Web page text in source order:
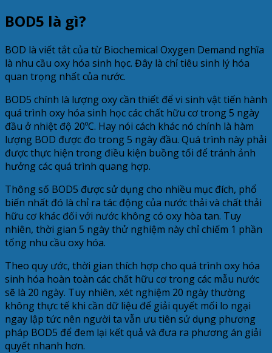
BOD5 là gì?
BOD là viết tắt của từ Biochemical Oxygen Demand nghĩa
là nhu cầu oxy hóa sinh học. Đây là chỉ tiêu sinh lý hóa
quan trọng nhất của nước.
BOD5 chính là lượng oxy cần thiết để vi sinh vật tiến hành
quá trình oxy hóa sinh học các chất hữu cơ trong 5 ngày
đầu ở nhiệt độ 20ºC. Hay nói cách khác nó chính là hàm
lượng BOD được đo trong 5 ngày đầu. Quá trình này phải
được thực hiện trong điều kiện buồng tối để tránh ảnh
hưởng các quá trình quang hợp.
Thông số BOD5 được sử dụng cho nhiều mục đích, phổ
biến nhất đó là chỉ ra tác động của nước thải và chất thải
hữu cơ khác đối với nước không có oxy hòa tan. Tuy
nhiên, thời gian 5 ngày thử nghiệm này chỉ chiếm 1 phần
tổng nhu cầu oxy hóa.
Theo quy ước, thời gian thích hợp cho quá trình oxy hóa
sinh hóa hoàn toàn các chất hữu cơ trong các mẫu nước
sẽ là 20 ngày. Tuy nhiên, xét nghiệm 20 ngày thường
không thực tế khi cần dữ liệu để giải quyết mối lo ngại
ngay lập tức nên người ta vẫn ưu tiên sử dụng phương
pháp BOD5 để đem lại kết quả và đưa ra phương án giải
quyết nhanh hơn.